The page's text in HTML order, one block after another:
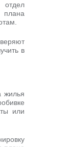
отдел
в
жилья
или